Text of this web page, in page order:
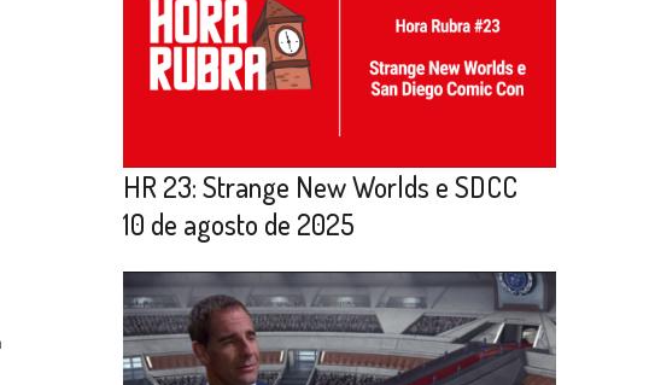
HR 23: Strange New Worlds e SDCC
10 de agosto de 2025